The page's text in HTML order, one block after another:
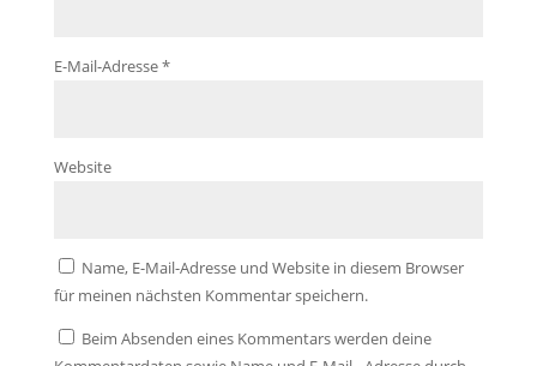
E-Mail-Adresse*
Website
Name, E-Mail-Adresse und Website in diesem Browser
für meinen nächsten Kommentar speichern.
Beim Absenden eines Kommentars werden deine